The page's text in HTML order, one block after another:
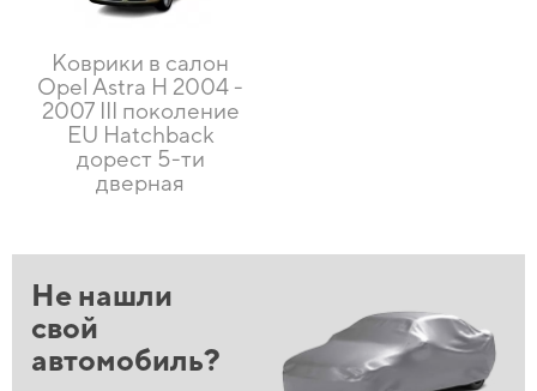
Коврики в салон
Opel Astra H 2004 -
2007 III поколение
EU Hatchback
дорест 5-ти
дверная
Не нашли
свой
автомобиль?